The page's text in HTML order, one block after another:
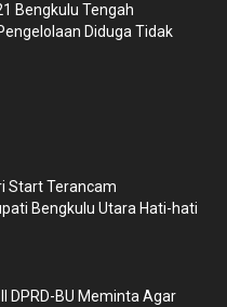
Bengkulu Tengah
Diduga Tidak
Start Terancam
Bengkulu Utara Hati-hati
DPRD-BU Meminta Agar